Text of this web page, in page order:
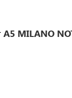
MILANO